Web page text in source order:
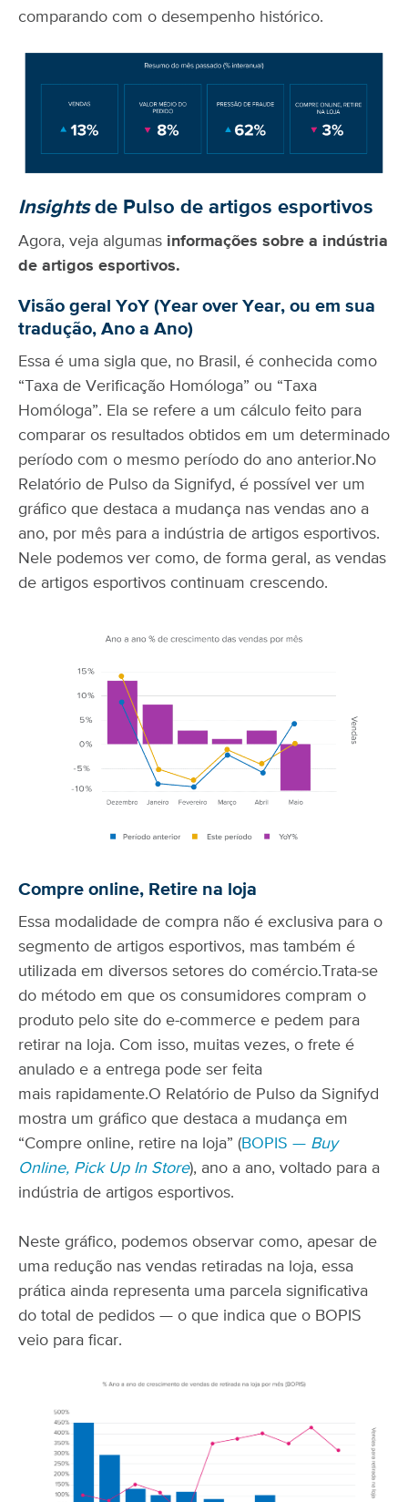
comparando com o desempenho histórico.
Insightsde Pulso de artigos esportivos
Agora, veja algumas informações sobre a indústria
de artigos esportivos.
Visão geral YoY (Year over Year, ou em sua
tradução, Ano a Ano)
Essa é uma sigla que, no Brasil, é conhecida como
“Taxa de Verificação Homóloga” ou “Taxa
Homóloga”. Ela se refere a um cálculo feito para
comparar os resultados obtidos em um determinado
período com o mesmo período do ano anterior. No
Relatório de Pulso da Signifyd, é possível ver um
gráfico que destaca a mudança nas vendas ano a
ano, por mês para a indústria de artigos esportivos.
Nele podemos ver como, de forma geral, as vendas
de artigos esportivos continuam crescendo.
Compre online, Retire na loja
Essa modalidade de compra não é exclusiva para o
segmento de artigos esportivos, mas também é
utilizada em diversos setores do comércio. Trata-se
do método em que os consumidores compram o
produto pelo site do e-commerce e pedem para
retirar na loja. Com isso, muitas vezes, o frete é
anulado e a entrega pode ser feita
mais rapidamente.O Relatório de Pulso da Signifyd
mostra um gráfico que destaca a mudança em
“Compre online, retire na loja” (BOPIS — Buy
Online, Pick Up In Store), ano a ano, voltado para a
indústria de artigos esportivos.
Neste gráfico, podemos observar como, apesar de
uma redução nas vendas retiradas na loja, essa
prática ainda representa uma parcela significativa
do total de pedidos — o que indica que o BOPIS
veio para ficar.